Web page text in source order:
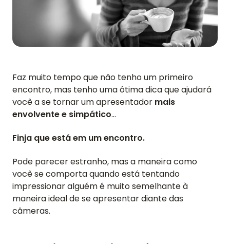
Faz muito tempo que não tenho um primeiro
encontro, mas tenho uma ótima dica que ajudará
você a se tornar um apresentador mais
envolvente e simpático...
Finja que está em um encontro.
Pode parecer estranho, mas a maneira como
você se comporta quando está tentando
impressionar alguém é muito semelhante à
maneira ideal de se apresentar diante das
câmeras.